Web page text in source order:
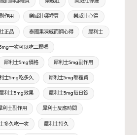
作用 樂威壯哪裡買 樂威壯心得
正品 泰國果凍威而鋼心得 犀利士
一次可以吃二顆嗎
犀利士5mg價格 犀利士5mg副作用
士5mg吃多久 犀利士5mg哪裡買
利士5mg效果 犀利士5mg每日錠
利士副作用 犀利士反應時間
多久吃一次 犀利士持久